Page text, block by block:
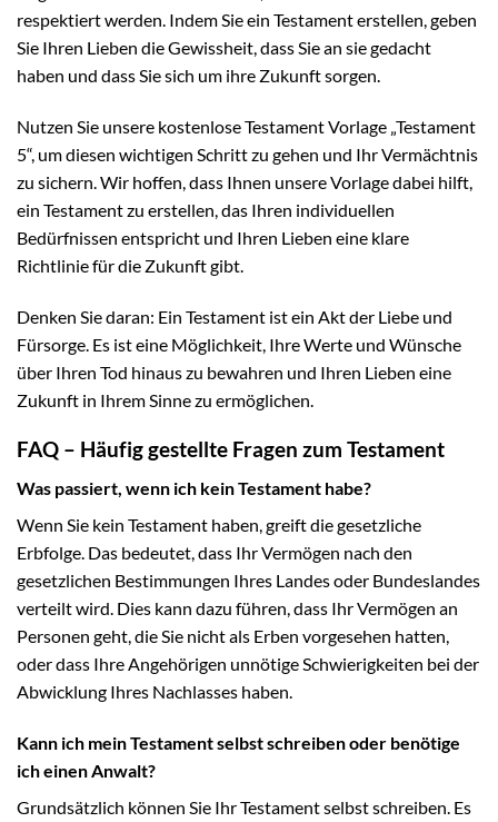
respektiert werden. Indem Sie ein Testament erstellen, geben
Sie Ihren Lieben die Gewissheit, dass Sie an sie gedacht
haben und dass Sie sich um ihre Zukunft sorgen.
Nutzen Sie unsere kostenlose Testament Vorlage „Testament
5“, um diesen wichtigen Schritt zu gehen und Ihr Vermächtnis
zu sichern. Wir hoffen, dass Ihnen unsere Vorlage dabei hilft,
ein Testament zu erstellen, das Ihren individuellen
Bedürfnissen entspricht und Ihren Lieben eine klare
Richtlinie für die Zukunft gibt.
Denken Sie daran: Ein Testament ist ein Akt der Liebe und
Fürsorge. Es ist eine Möglichkeit, Ihre Werte und Wünsche
über Ihren Tod hinaus zu bewahren und Ihren Lieben eine
Zukunft in Ihrem Sinne zu ermöglichen.
FAQ – Häufig gestellte Fragen zum Testament
Was passiert, wenn ich kein Testament habe?
Wenn Sie kein Testament haben, greift die gesetzliche
Erbfolge. Das bedeutet, dass Ihr Vermögen nach den
gesetzlichen Bestimmungen Ihres Landes oder Bundeslandes
verteilt wird. Dies kann dazu führen, dass Ihr Vermögen an
Personen geht, die Sie nicht als Erben vorgesehen hatten,
oder dass Ihre Angehörigen unnötige Schwierigkeiten bei der
Abwicklung Ihres Nachlasses haben.
Kann ich mein Testament selbst schreiben oder benötige
ich einen Anwalt?
Grundsätzlich können Sie Ihr Testament selbst schreiben. Es